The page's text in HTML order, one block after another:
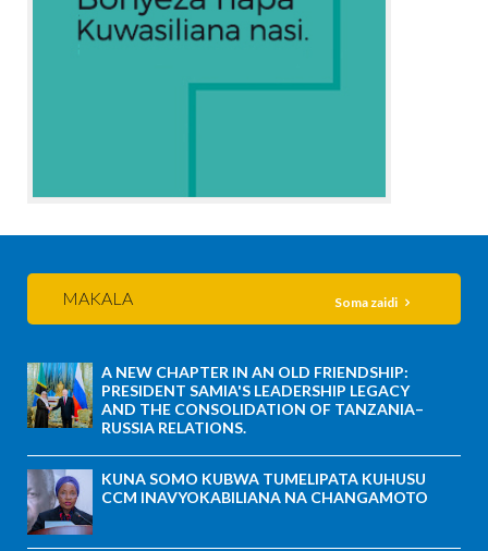
MAKALA Soma zaidi
A NEW CHAPTER IN AN OLD FRIENDSHIP:
PRESIDENT SAMIA'S LEADERSHIP LEGACY
AND THE CONSOLIDATION OF TANZANIA–
RUSSIA RELATIONS.
KUNA SOMO KUBWA TUMELIPATA KUHUSU
CCM INAVYOKABILIANA NA CHANGAMOTO